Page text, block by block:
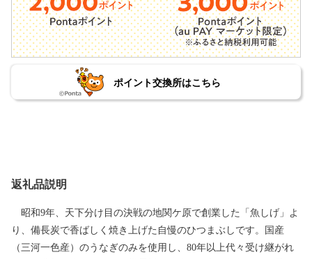
ポイント交換所はこちら
返礼品説明
昭和9年、天下分け目の決戦の地関ケ原で創業した「魚しげ」よ
り、備長炭で香ばしく焼き上げた自慢のひつまぶしです。国産
（三河一色産）のうなぎのみを使用し、80年以上代々受け継がれ